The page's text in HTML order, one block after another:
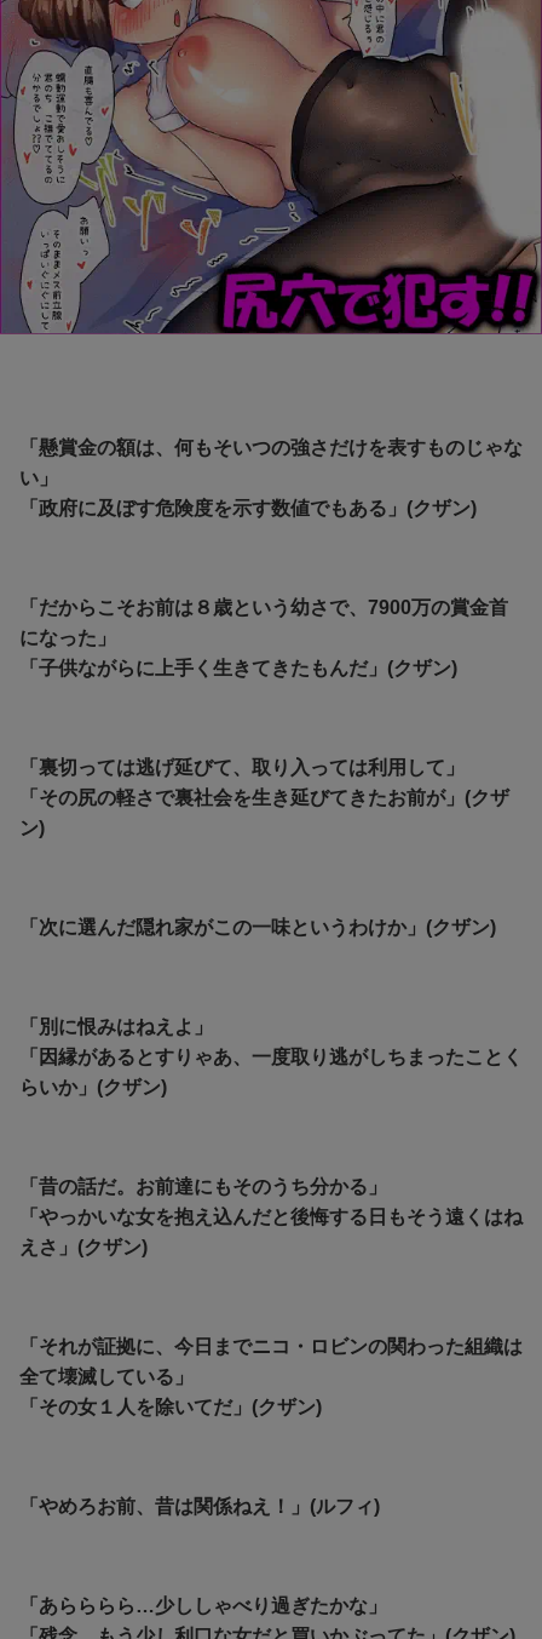
「懸賞金の額は、何もそいつの強さだけを表すものじゃな
い」
「政府に及ぼす危険度を示す数値でもある」(クザン)
「だからこそお前は８歳という幼さで、7900万の賞金首
になった」
「子供ながらに上手く生きてきたもんだ」(クザン)
「裏切っては逃げ延びて、取り入っては利用して」
「その尻の軽さで裏社会を生き延びてきたお前が」(クザ
ン)
「次に選んだ隠れ家がこの一味というわけか」(クザン)
「別に恨みはねえよ」
「因縁があるとすりゃあ、一度取り逃がしちまったことく
らいか」(クザン)
「昔の話だ。お前達にもそのうち分かる」
「やっかいな女を抱え込んだと後悔する日もそう遠くはね
えさ」(クザン)
「それが証拠に、今日までニコ・ロビンの関わった組織は
全て壊滅している」
「その女１人を除いてだ」(クザン)
「やめろお前、昔は関係ねえ！」(ルフィ)
「あらららら…少ししゃべり過ぎたかな」